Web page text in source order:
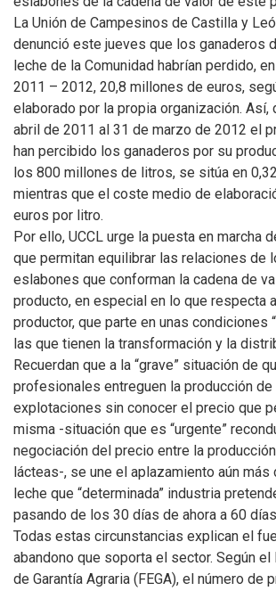
La Unión de Campesinos de Castilla y
denunció este jueves que los ganaderos
leche de la Comunidad habrían perdido,
2011 – 2012, 20,8 millones de euros,
elaborado por la propia organización. Así,
abril de 2011 al 31 de marzo de 2012 el
han percibido los ganaderos por su
los 800 millones de litros, se sitúa en
mientras que el coste medio de
euros por litro.
Por ello, UCCL urge la puesta en marcha
que permitan equilibrar las relaciones de
eslabones que conforman la cadena de
producto, en especial en lo que respecta
productor, que parte en unas condiciones
las que tienen la transformación y la
Recuerdan que a la “grave” situación de
profesionales entreguen la producción de
explotaciones sin conocer el precio que
misma -situación que es “urgente”
negociación del precio entre la
lácteas-, se une el aplazamiento aún más
leche que “determinada” industria
pasando de los 30 días de ahora a 60
Todas estas circunstancias explican el
abandono que soporta el sector. Según el
de Garantía Agraria (FEGA), el número de